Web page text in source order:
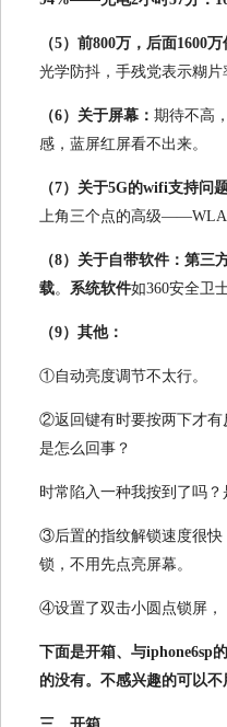
（5）前800万，后面1600万
光学防抖，手残党表示糊片
（6）关于屏幕： 期待不高
感，蓝屏红屏看不出来。
（7）关于5G的wifi支持问
上角三个点的高级
（8）关于自带软件： 第三
载。 系统软件如360安全卫
（9）其他：
①自动亮度调节不太行。
②返回键有时要按两下才有
是怎么回事？
时常陷入一种我按到了吗？
③后置的指纹解锁速度很快
锁，不用先点亮屏幕。
④设置了双击小圆点锁屏，
下面是开箱、与iphone6sp
的没有。不感兴趣的可以不